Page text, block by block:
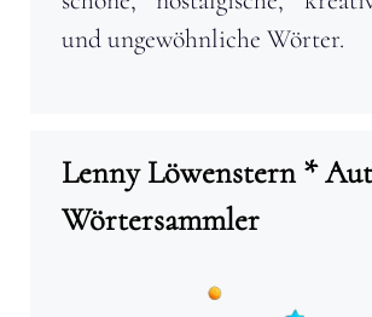
und ungewöhnliche Wörter.
Lenny Löwenstern *
Wörtersammler